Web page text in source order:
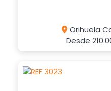
Orihuela
Desde